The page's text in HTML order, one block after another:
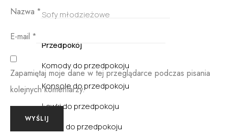
Sofy młodzieżowe
Przedpokój
Komody do przedpokoju
Konsole do przedpokoju
Ławki do przedpokoju
Lustra do przedpokoju
Nazwa *
E-mail *
Zapamiętaj moje dane w tej przeglądarce podczas pisania
kolejnych komentarzy.